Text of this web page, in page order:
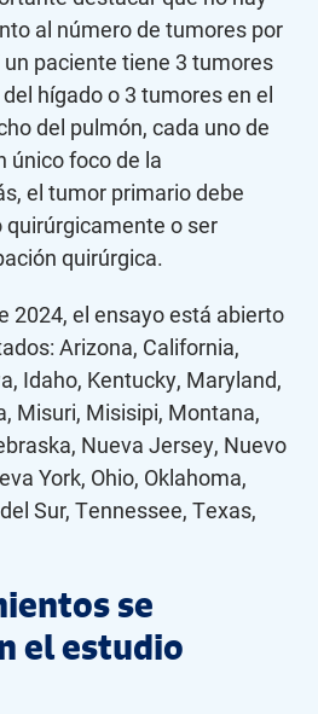
al número de tumores por
paciente tiene 3 tumores
hígado o 3 tumores en el
del pulmón, cada uno de
único foco de la
el tumor primario debe
o ser
quirúrgica.
2024, el ensayo está abierto
Arizona, California,
Idaho, Kentucky, Maryland,
Misuri, Misisipi, Montana,
Nueva Jersey, Nuevo
York, Ohio, Oklahoma,
Sur, Tennessee, Texas,
se
el estudio